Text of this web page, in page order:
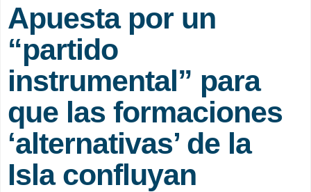
Apuesta por un
“partido
instrumental” para
que las formaciones
‘alternativas’ de la
Isla confluyan